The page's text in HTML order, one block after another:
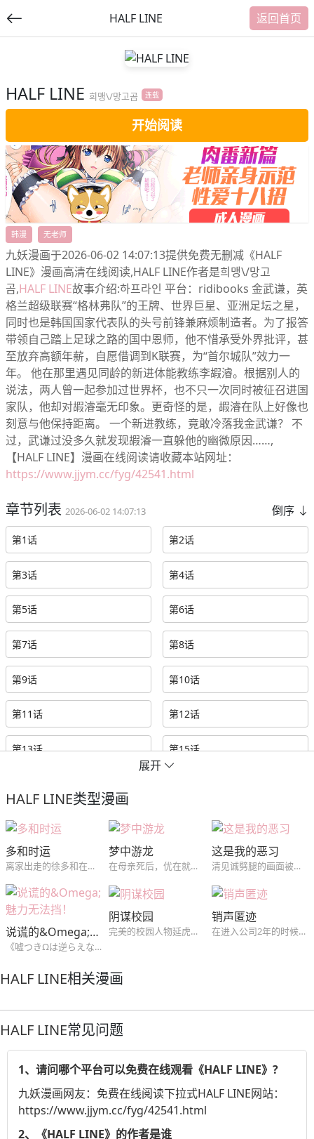
HALF LINE 返回首页
HALF LINE 희맹\/망고곰 连载
开始阅读
福利内容
韩漫 无老师
九妖漫画于2026-06-02 14:07:13提供免费无删减《HALF
LINE》漫画高清在线阅读,HALF LINE作者是희맹\/망고
곰,HALF LINE故事介绍:하프라인 平台：ridibooks 金武谦，英
格兰超级联赛“格林弗队”的王牌、世界巨星、亚洲足坛之星，
同时也是韩国国家代表队的头号前锋兼麻烦制造者。为了报答
带领自己踏上足球之路的国中恩师，他不惜承受外界批评，甚
至放弃高额年薪，自愿借调到K联赛，为“首尔城队”效力一
年。 他在那里遇见同龄的新进体能教练李嘏濬。根据别人的
说法，两人曾一起参加过世界杯，也不只一次同时被征召进国
家队，他却对嘏濬毫无印象。更奇怪的是，嘏濬在队上好像也
刻意与他保持距离。 一个新进教练，竟敢冷落我金武谦？ 不
过，武谦过没多久就发现嘏濬一直躲他的幽微原因……,
【HALF LINE】漫画在线阅读请收藏本站网址：
https://www.jjym.cc/fyg/42541.html
章节列表 2026-06-02 14:07:13 倒序
第1话 第2话
第3话 第4话
第5话 第6话
第7话 第8话
第9话 第10话
第11话 第12话
第13话 第15话
第18话
第20话
第22话
展开
HALF LINE类型漫画
多和时运
离家出走的徐多和在朋友介绍下和他们一起合租，没想到初恋吴时运是这里的房东，对吴时运怀有愧疚的徐多和和初恋绝不平淡的同居生活就此开始。
梦中游龙
在母亲死后，优在就深陷桃色梦靥之中，没想到那个梦中的男人，在现实中找到了他...
这是我的恶习
清见诚劈腿的画面被自己的学生松山拓斗拍了下来，松山以此为筹码想得到清见，经不住松山的纠缠两人发生了关系，但松山并不因此满足...
说谎的&Omega;魅力无法挡！
《嘘つきΩは逆らえない！》伪装成β过生活的Ω，突然成为了优质α的伴侣！？某天和同事们聚餐结束回家的路上，桥田（Ω）照顾着喝醉的林（α），却因为费洛蒙而引发意外事件，两人不仅发生性行为，甚至结为了伴侣！事后，林因为酒醉而不记得那晚所发生的事，桥田也决定要就此隐瞒下去，然而已经结为伴侣的两人，身体却无法
阴谋校园
完美的校园人物延虎，被学姐拜托而交换的课题小组，没想到，到了那个阴郁哲学怪人家里，却发现对方不仅是个富二代，还是自己高中时的暗恋对象？！（《我的BJ邻居》同作者,短篇~）
销声匿迹
在进入公司2年的时候，作为集团总务科职员的池远永卷入了上司的腐败案，因此在公司受到了解除职务的处分。伤心赴江陵旅游的远永为了买碗去了市场的器皿店，发现了会长喜欢的陶艺家尹泰俊。从2年前开始尹泰俊就销声匿迹，谁都不知道他的下落，知道集团的会长想和尹泰俊签订专属合同的远永为了复职接近了尹泰俊…
HALF LINE相关漫画
HALF LINE常见问题
1、请问哪个平台可以免费在线观看《HALF LINE》?
九妖漫画网友：免费在线阅读下拉式HALF LINE网站：
https://www.jjym.cc/fyg/42541.html
2、《HALF LINE》的作者是谁
交